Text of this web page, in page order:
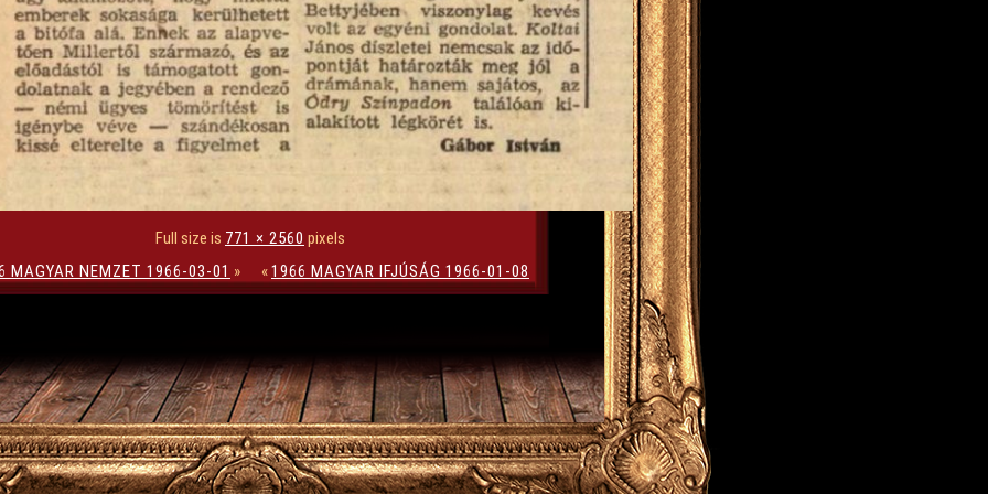
Full size is 771 × 2560 pixels
MAGYAR NEMZET 1966-03-01 » «1966 MAGYAR IFJÚSÁG 1966-01-08